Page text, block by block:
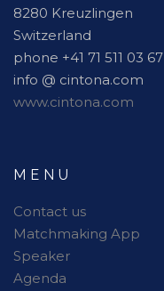
8280 Kreuzlingen
Switzerland
phone +41 71 511 03 67
info @ cintona.com
www.cintona.com
MENU
Contact us
Matchmaking App
Speaker
Agenda